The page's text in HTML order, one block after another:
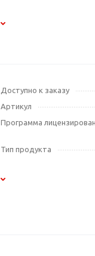
Доступно к заказу
Артикул
Программа
Тип продукта